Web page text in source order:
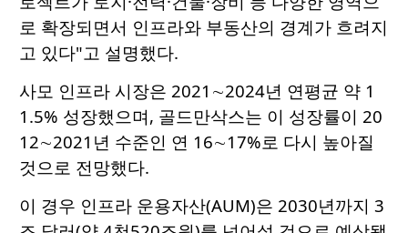
로 확장되면서 인프라와 부동산의 경계가 흐려지
고 있다"고 설명했다.
사모 인프라 시장은 2021∼2024년 연평균 약 1
1.5% 성장했으며, 골드만삭스는 이 성장률이 20
12∼2021년 수준인 연 16∼17%로 다시 높아질
것으로 전망했다.
이 경우 인프라 운용자산(AUM)은 2030년까지 3